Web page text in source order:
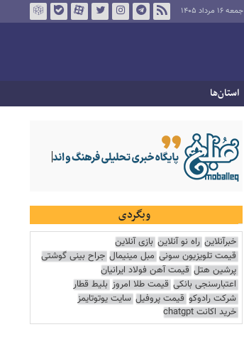
جمعه ۱۶ مرداد ۱۴۰۵
استان‌ها
وبگردی
خبرآنلاین راه نو آنلاین بازی آنلاین
قیمت تلویزیون سونی مبل مینیمال جراح بینی گوشتی
پرشین هتل قیمت آهن فولاد ایرانیان
اعتبارسنجی بانکی قیمت طلا امروز بلیط قطار
شرکت رادوکو قیمت پروفیل سایت یوتوتایمز
خرید اکانت chatgpt